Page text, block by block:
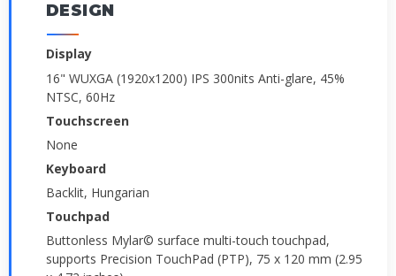
DESIGN
Display
16" WUXGA (1920x1200) IPS 300nits Anti-glare, 45%
NTSC, 60Hz
Touchscreen
None
Keyboard
Backlit, Hungarian
Touchpad
Buttonless Mylar© surface multi-touch touchpad,
supports Precision TouchPad (PTP), 75 x 120 mm (2.95